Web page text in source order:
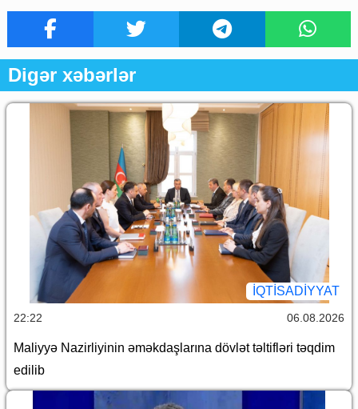
Digər xəbərlər
İQTİSADİYYAT
22:22 06.08.2026
Maliyyə Nazirliyinin əməkdaşlarına dövlət təltifləri təqdim
edilib